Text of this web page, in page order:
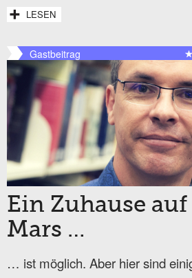
LESEN
Gastbeitrag
Ein Zuhause
Mars …
… ist möglich. Aber hier sind